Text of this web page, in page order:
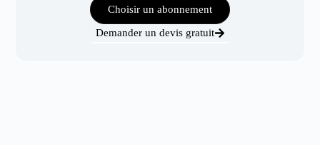
Choisir un abonnement
Demander un devis gratuit